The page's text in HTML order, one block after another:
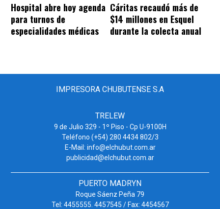
Hospital abre hoy agenda
para turnos de
especialidades médicas
Cáritas recaudó más de
$14 millones en Esquel
durante la colecta anual
IMPRESORA CHUBUTENSE S.A
TRELEW
9 de Julio 329 - 1º Piso - Cp U-9100H
Teléfono (+54) 280 4434 802/3
E-Mail: info@elchubut.com.ar
publicidad@elchubut.com.ar
PUERTO MADRYN
Roque Sáenz Peña 79
Tel: 4455555. 4457545 / Fax: 4454567